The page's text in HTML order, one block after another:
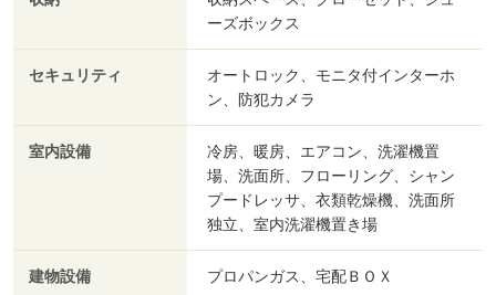
ーズボックス
セキュリティ
オートロック、モニタ付インターホ
ン、防犯カメラ
室内設備
冷房、暖房、エアコン、洗濯機置
場、洗面所、フローリング、シャン
プードレッサ、衣類乾燥機、洗面所
独立、室内洗濯機置き場
建物設備 プロパンガス、宅配ＢＯＸ